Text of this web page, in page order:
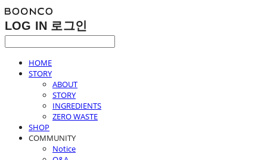
LOG IN 로그인
HOME
STORY
ABOUT
STORY
INGREDIENTS
ZERO WASTE
SHOP
COMMUNITY
Notice